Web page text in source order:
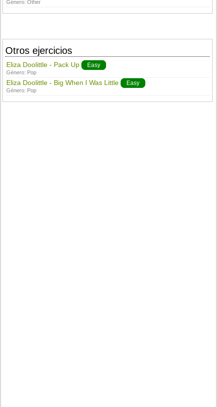
Género:Other
Otros ejercicios
Eliza Doolittle - Pack Up Easy
Género: Pop
Eliza Doolittle - Big When I Was Little Easy
Género: Pop